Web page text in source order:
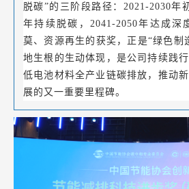
脱碳”的三阶段路径：2021-2030年
年持续脱碳，2041-2050年达成深
莫、资源再生的获奖，正是“绿色制
地生根的生动体现，是公司持续践
低电池材料全产业链碳排放，推动
展的又一重要里程碑。